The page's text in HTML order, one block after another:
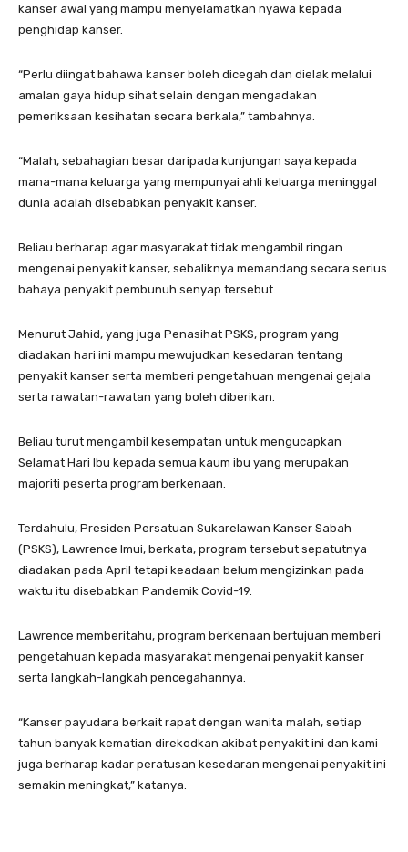
kanser awal yang mampu menyelamatkan nyawa kepada
penghidap kanser.
“Perlu diingat bahawa kanser boleh dicegah dan dielak melalui
amalan gaya hidup sihat selain dengan mengadakan
pemeriksaan kesihatan secara berkala,” tambahnya.
“Malah, sebahagian besar daripada kunjungan saya kepada
mana-mana keluarga yang mempunyai ahli keluarga meninggal
dunia adalah disebabkan penyakit kanser.
Beliau berharap agar masyarakat tidak mengambil ringan
mengenai penyakit kanser, sebaliknya memandang secara serius
bahaya penyakit pembunuh senyap tersebut.
Menurut Jahid, yang juga Penasihat PSKS, program yang
diadakan hari ini mampu mewujudkan kesedaran tentang
penyakit kanser serta memberi pengetahuan mengenai gejala
serta rawatan-rawatan yang boleh diberikan.
Beliau turut mengambil kesempatan untuk mengucapkan
Selamat Hari Ibu kepada semua kaum ibu yang merupakan
majoriti peserta program berkenaan.
Terdahulu, Presiden Persatuan Sukarelawan Kanser Sabah
(PSKS), Lawrence Imui, berkata, program tersebut sepatutnya
diadakan pada April tetapi keadaan belum mengizinkan pada
waktu itu disebabkan Pandemik Covid-19.
Lawrence memberitahu, program berkenaan bertujuan memberi
pengetahuan kepada masyarakat mengenai penyakit kanser
serta langkah-langkah pencegahannya.
“Kanser payudara berkait rapat dengan wanita malah, setiap
tahun banyak kematian direkodkan akibat penyakit ini dan kami
juga berharap kadar peratusan kesedaran mengenai penyakit ini
semakin meningkat,” katanya.